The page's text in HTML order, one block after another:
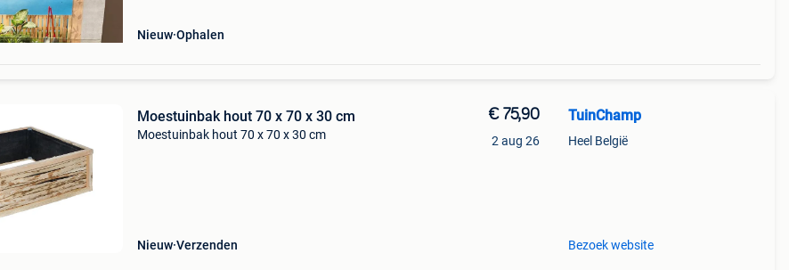
Nieuw Ophalen
Moestuinbak hout 70 x 70 x 30 cm
Moestuinbak hout 70 x 70 x 30 cm
Nieuw Verzenden
€ 75,90
2 aug 26
TuinChamp
Heel België
Bezoek website